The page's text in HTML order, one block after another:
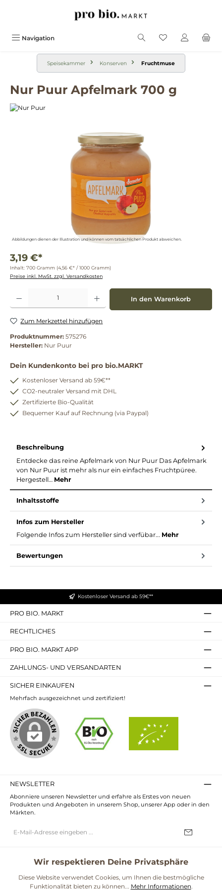
Navigation
Speisekammer Konserven Fruchtmuse
Nur Puur Apfelmark 700 g
Bildergalerie überspringen
Abbildungen dienen der Illustration und können vom tatsächlichen Produkt abweichen.
3,19 €*
Inhalt: 700 Gramm (4,56 €* / 1000 Gramm)
Preise inkl. MwSt. zzgl. Versandkosten
Produkt Anzahl: Gib den gewünschten Wert ein oder benutze die Schaltflächen um
In den Warenkorb
Zum Merkzettel hinzufügen
Produktnummer: 575276
Hersteller: Nur Puur
Dein Kundenkonto bei pro bio.MARKT
Kostenloser Versand ab 59€**
CO2-neutraler Versand mit DHL
Zertifizierte Bio-Qualität
Bequemer Kauf auf Rechnung (via Paypal)
Beschreibung
Entdecke das reine Apfelmark von Nur Puur Das Apfelmark
von Nur Puur ist mehr als nur ein einfaches Fruchtpüree.
Hergestell… Mehr
Inhaltsstoffe
Infos zum Hersteller
Folgende Infos zum Hersteller sind verfübar... Mehr
Bewertungen
Kostenloser Versand ab 59€**
PRO BIO. MARKT
RECHTLICHES
PRO BIO. MARKT APP
ZAHLUNGS- UND VERSANDARTEN
SICHER EINKAUFEN
Mehrfach ausgezeichnet und zertifiziert!
NEWSLETTER
Abonniere unseren Newsletter und erfahre als Erstes von neuen
Produkten und Angeboten in unserem Shop, unserer App oder in den
Märkten.
Mail-
UNSERE COMMUNITIES
Wir respektieren Deine Privatsphäre
Diese Website verwendet Cookies, um Ihnen die bestmögliche
Funktionalität bieten zu können... Mehr Informationen.